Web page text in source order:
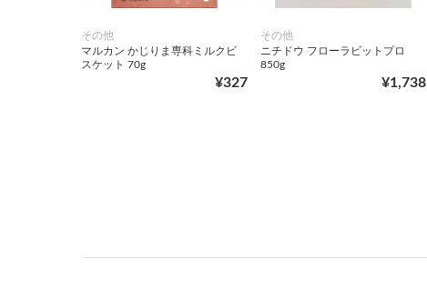
その他
マルカン かじりま専科ミルクビ
スケット 70g
¥327
その他
ニチドウ フローラビットプロ
850g
¥1,738